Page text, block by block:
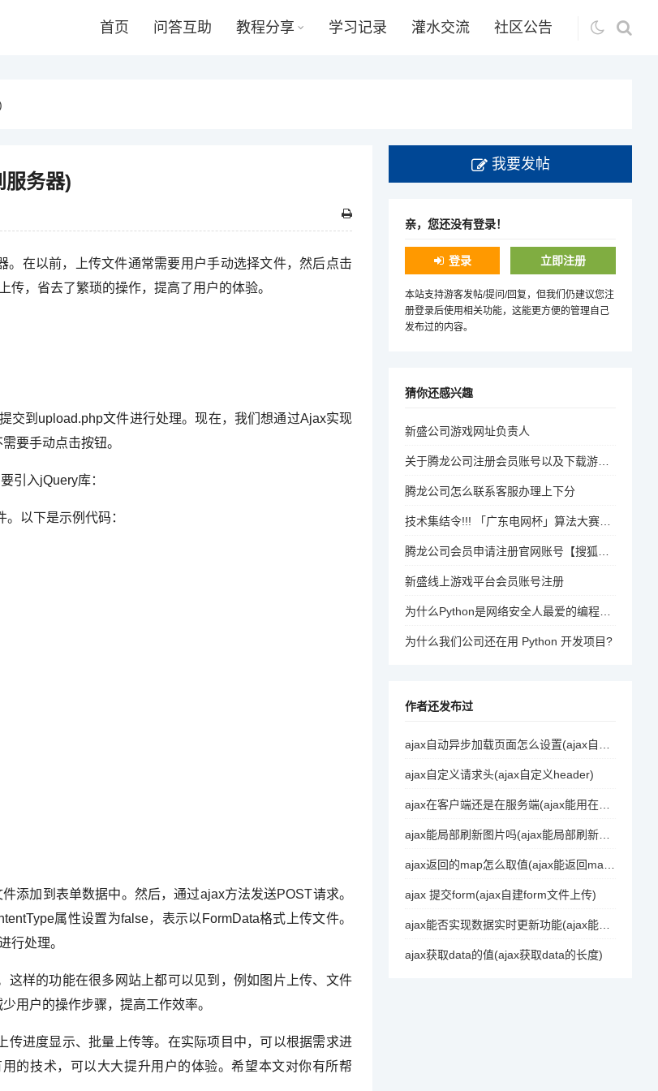
首页 问答互助 教程分享 学习记录 灌水交流 社区公告
服务器)
在以前，上传文件通常需要用户手动选择文件，然后点击
传，省去了繁琐的操作，提高了用户的体验。
交到upload.php文件进行处理。现在，我们想通过Ajax实现
要手动点击按钮。
引入jQuery库：
以下是示例代码：
添加到表单数据中。然后，通过ajax方法发送POST请求。
属性设置为false，表示以FormData格式上传文件。
行处理。
样的功能在很多网站上都可以见到，例如图片上传、文件
用户的操作步骤，提高工作效率。
进度显示、批量上传等。在实际项目中，可以根据需求进
的技术，可以大大提升用户的体验。希望本文对你有所帮
我要发帖
亲，您还没有登录！
登录 立即注册
本站支持游客发帖/提问/回复，但我们仍建议您注
册登录后使用相关功能，这能更方便的管理自己
发布过的内容。
猜你还感兴趣
新盛公司游戏网址负责人
关于腾龙公司注册会员账号以及下载游戏网址
腾龙公司怎么联系客服办理上下分
技术集结令!!! 「广东电网杯」算法大赛火热进行中！！！
腾龙公司会员申请注册官网账号【搜狐财经】
新盛线上游戏平台会员账号注册
为什么Python是网络安全人最爱的编程语言？
为什么我们公司还在用 Python 开发项目?
作者还发布过
ajax自动异步加载页面怎么设置(ajax自动异步加载页面)
ajax自定义请求头(ajax自定义header)
ajax在客户端还是在服务端(ajax能用在web服务端)
ajax能局部刷新图片吗(ajax能局部刷新图片吗)
ajax返回的map怎么取值(ajax能返回map数据格式化)
ajax 提交form(ajax自建form文件上传)
ajax能否实现数据实时更新功能(ajax能否实现数据实时更新)
ajax获取data的值(ajax获取data的长度)